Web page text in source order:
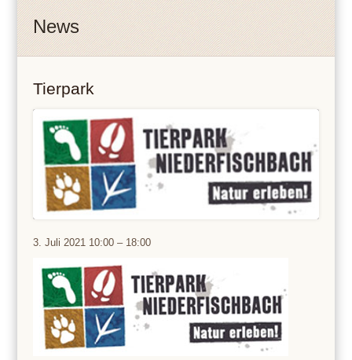
News
Tierpark
Tierpark
3. Juli 2021 10:00 – 18:00